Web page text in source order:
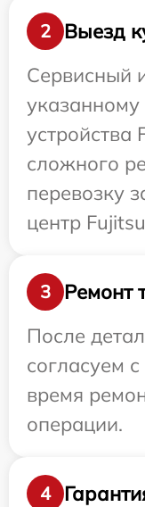
2
Выезд
Сервисный
указанному
устройства
сложного
перевозку
центр
3
Ремонт
После
согласуем
время
операции.
4